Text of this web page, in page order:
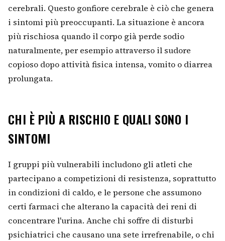
cerebrali. Questo gonfiore cerebrale è ciò che genera
i sintomi più preoccupanti. La situazione è ancora
più rischiosa quando il corpo già perde sodio
naturalmente, per esempio attraverso il sudore
copioso dopo attività fisica intensa, vomito o diarrea
prolungata.
CHI È PIÙ A RISCHIO E QUALI SONO I
SINTOMI
I gruppi più vulnerabili includono gli atleti che
partecipano a competizioni di resistenza, soprattutto
in condizioni di caldo, e le persone che assumono
certi farmaci che alterano la capacità dei reni di
concentrare l'urina. Anche chi soffre di disturbi
psichiatrici che causano una sete irrefrenabile, o chi